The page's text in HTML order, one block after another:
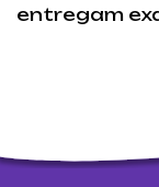
entregam